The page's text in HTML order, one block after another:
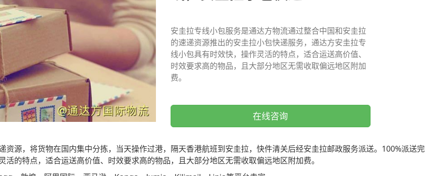
安圭拉专线小包服务是通达方物流通过整合中国和安圭拉
的速递资源推出的安圭拉小包快递服务，通达方安圭拉专
线小包具有时效快，操作灵活的特点，适合运送高价值、
时效要求高的物品，且大部分地区无需收取偏远地区附加
费。
在线咨询
源，将货物在国内集中分拣，当天操作过港，隔天香港航班到安圭拉，快件清关后经安圭拉邮政服务派送。100%派送完
的特点，适合运送高价值、时效要求高的物品，且大部分地区无需收取偏远地区附加费。